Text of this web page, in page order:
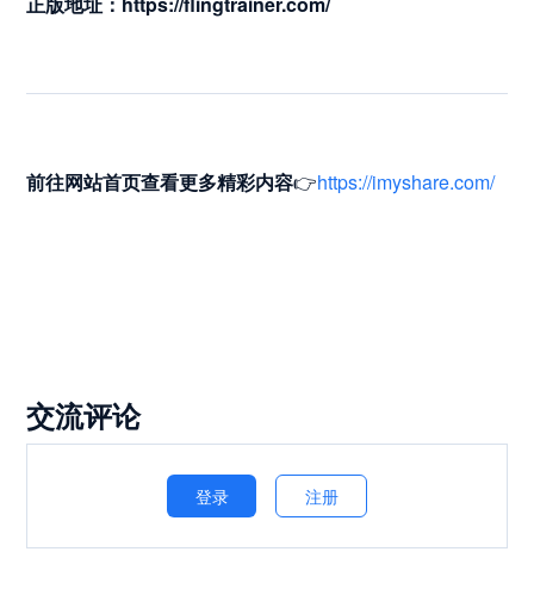
前往网站首页查看更多精彩内容👉https://imyshare.com/
交流评论
登录 注册